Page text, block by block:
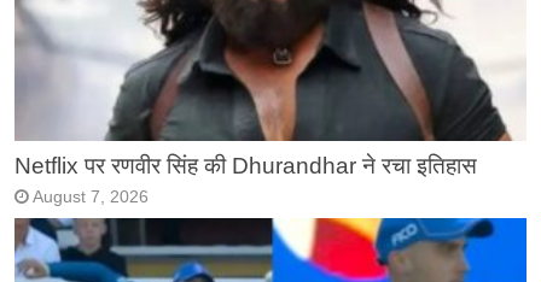
Netflix पर रणवीर सिंह की Dhurandhar ने रचा इतिहास
August 7, 2026